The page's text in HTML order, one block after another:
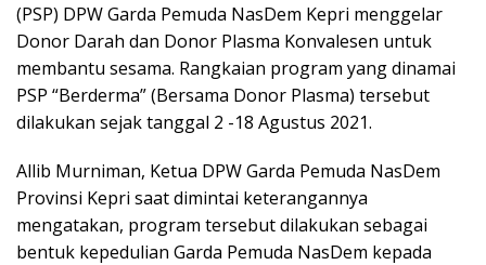
(PSP) DPW Garda Pemuda NasDem Kepri menggelar
Donor Darah dan Donor Plasma Konvalesen untuk
membantu sesama. Rangkaian program yang dinamai
PSP “Berderma” (Bersama Donor Plasma) tersebut
dilakukan sejak tanggal 2 -18 Agustus 2021.
Allib Murniman, Ketua DPW Garda Pemuda NasDem
Provinsi Kepri saat dimintai keterangannya
mengatakan, program tersebut dilakukan sebagai
bentuk kepedulian Garda Pemuda NasDem kepada